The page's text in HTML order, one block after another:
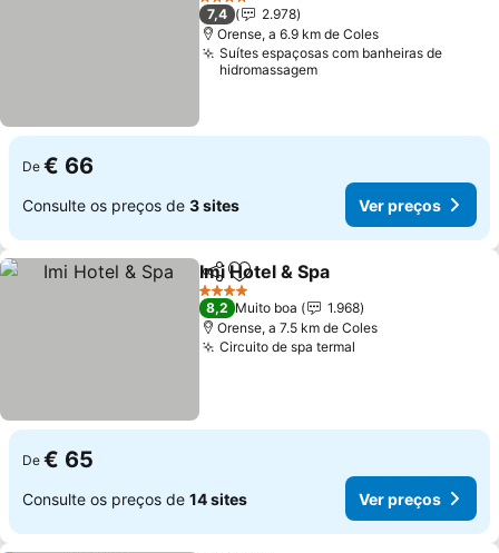
4 Estrelas
7,4
2.978
Orense, a 6.9 km de Coles
Suítes espaçosas com banheiras de
hidromassagem
De € 66
Consulte os preços de 3 sites Ver preços
PartilharAdicionar aos favoritos
Imi Hotel & Spa
4 Estrelas
8,2 Muito boa
1.968
Orense, a 7.5 km de Coles
Circuito de spa termal
De € 65
Consulte os preços de 14 sites Ver preços